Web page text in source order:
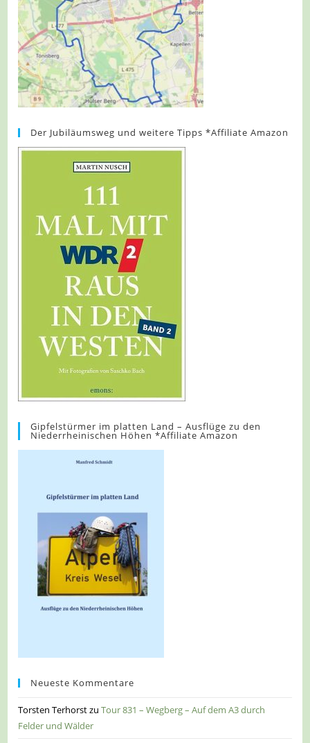
Der Jubiläumsweg und weitere Tipps *Affiliate Amazon
Gipfelstürmer im platten Land – Ausflüge zu den
Niederrheinischen Höhen *Affiliate Amazon
Neueste Kommentare
Torsten TerhorstzuTour 831 – Wegberg – Auf dem A3 durch
Felder und Wälder